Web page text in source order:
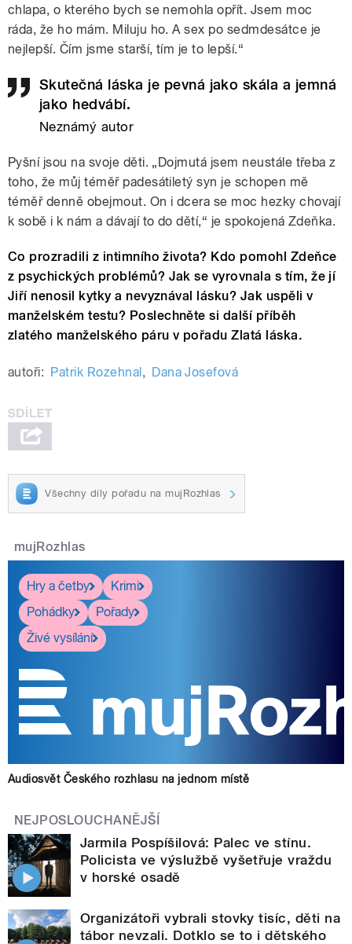
chlapa, o kterého bych se nemohla opřít. Jsem moc
ráda, že ho mám. Miluju ho. A sex po sedmdesátce je
nejlepší. Čím jsme starší, tím je to lepší.“
Skutečná láska je pevná jako skála a jemná
jako hedvábí.
Neznámý autor
Pyšní jsou na svoje děti. „Dojmutá jsem neustále třeba z
toho, že můj téměř padesátiletý syn je schopen mě
téměř denně obejmout. On i dcera se moc hezky chovají
k sobě i k nám a dávají to do dětí,“ je spokojená Zdeňka.
Co prozradili z intimního života? Kdo pomohl Zdeňce
z psychických problémů? Jak se vyrovnala s tím, že jí
Jiří nenosil kytky a nevyznával lásku? Jak uspěli v
manželském testu? Poslechněte si další příběh
zlatého manželského páru v pořadu Zlatá láska.
autoři: Patrik Rozehnal, Dana Josefová
Všechny díly pořadu na mujRozhlas
mujRozhlas
Hry a četby
Krimi
Pohádky
Pořady
Živé vysílání
Audiosvět Českého rozhlasu na jednom místě
NEJPOSLOUCHANĚJŠÍ
Jarmila Pospíšilová: Palec ve stínu.
Policista ve výslužbě vyšetřuje vraždu
v horské osadě
Organizátoři vybrali stovky tisíc, děti na
tábor nevzali. Dotklo se to i dětského